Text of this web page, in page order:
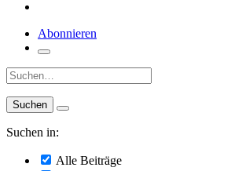
Abonnieren
Suche:
Suchen in:
Alle Beiträge